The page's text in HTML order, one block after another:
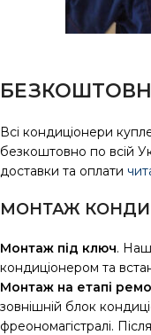
Всі кондиціонери
безкоштовно по всій
доставки та оплати
МОНТАЖ
Монтаж під ключ.
кондиціонером та
Монтаж на етапі
зовнішній блок
фреономагістралі.